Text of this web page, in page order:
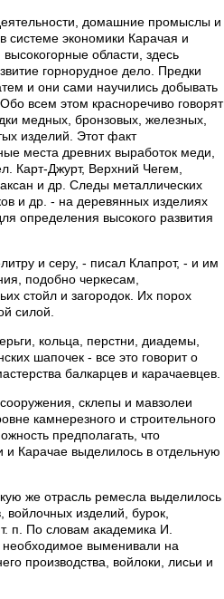
домашние промыслы и
системе экономики Карачая и
области, здесь
горнорудное дело. Предки
и они сами научились добывать
всем этом красноречиво говорят
медных, бронзовых, железных,
изделий. Этот факт
места древних выработок меди,
Карт-Джурт, Верхний Чегем,
и др. Следы металлических
и др. - на деревянных изделиях
определения высокого развития
и серу, - писал Клапрот, - и им
подобно черкесам,
стойл и загородок. Их порох
силой.
кольца, перстни, диадемы,
шапочек - все это говорит о
балкарцев и карачаевцев.
склепы и мавзолеи
камнерезного и строительного
предполагать, что
и Карачае выделилось в отдельную
же отрасль ремесла выделилось
войлочных изделий, бурок,
п. По словам академика И.
выменивали на
производства, войлоки, лисьи и